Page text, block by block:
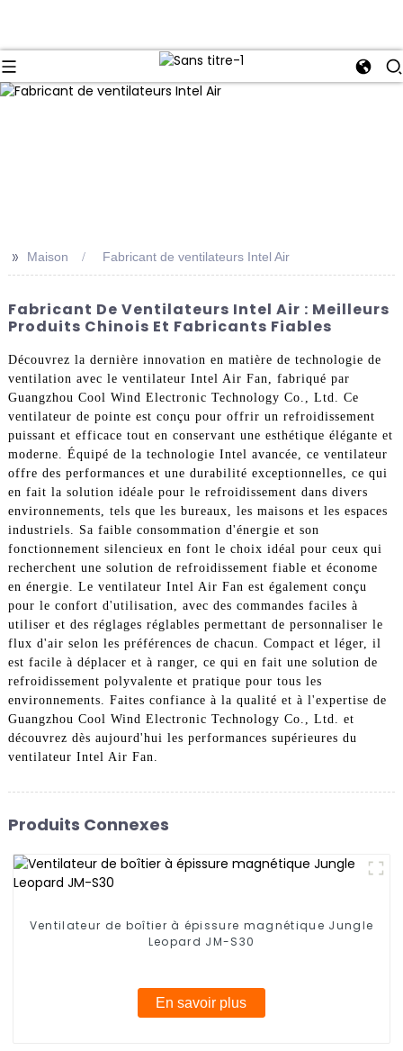
>> Maison Fabricant de ventilateurs Intel Air
Fabricant De Ventilateurs Intel Air : Meilleurs
Produits Chinois Et Fabricants Fiables
Découvrez la dernière innovation en matière de technologie de
ventilation avec le ventilateur Intel Air Fan, fabriqué par
Guangzhou Cool Wind Electronic Technology Co., Ltd. Ce
ventilateur de pointe est conçu pour offrir un refroidissement
puissant et efficace tout en conservant une esthétique élégante et
moderne. Équipé de la technologie Intel avancée, ce ventilateur
offre des performances et une durabilité exceptionnelles, ce qui
en fait la solution idéale pour le refroidissement dans divers
environnements, tels que les bureaux, les maisons et les espaces
industriels. Sa faible consommation d'énergie et son
fonctionnement silencieux en font le choix idéal pour ceux qui
recherchent une solution de refroidissement fiable et économe
en énergie. Le ventilateur Intel Air Fan est également conçu
pour le confort d'utilisation, avec des commandes faciles à
utiliser et des réglages réglables permettant de personnaliser le
flux d'air selon les préférences de chacun. Compact et léger, il
est facile à déplacer et à ranger, ce qui en fait une solution de
refroidissement polyvalente et pratique pour tous les
environnements. Faites confiance à la qualité et à l'expertise de
Guangzhou Cool Wind Electronic Technology Co., Ltd. et
découvrez dès aujourd'hui les performances supérieures du
ventilateur Intel Air Fan.
Produits Connexes
Ventilateur de boîtier à épissure magnétique Jungle
Leopard JM-S30
En savoir plus